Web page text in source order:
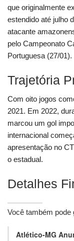
que originalmente
estendido até julho
atacante
pelo Campeonato
Portuguesa (27/01).
Trajetória
Com oito jogos
2021. Em 2022,
marcou um gol
internacional
apresentação no
o estadual.
Detalhes
Você também pode
Atlético-MG